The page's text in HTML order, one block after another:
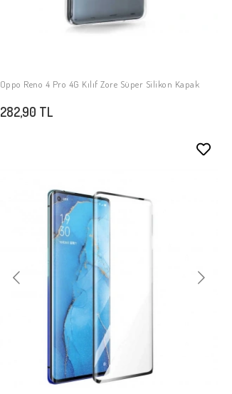
SEPETE EKLE
Oppo Reno 4 Pro 4G Kılıf Zore Süper Silikon Kapak
282,90 TL